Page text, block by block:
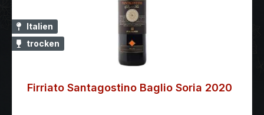
Italien
trocken
Firriato Santagostino Baglio Soria 2020